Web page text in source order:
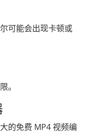
可能会出现卡顿或
。
的免费 MP4 视频编